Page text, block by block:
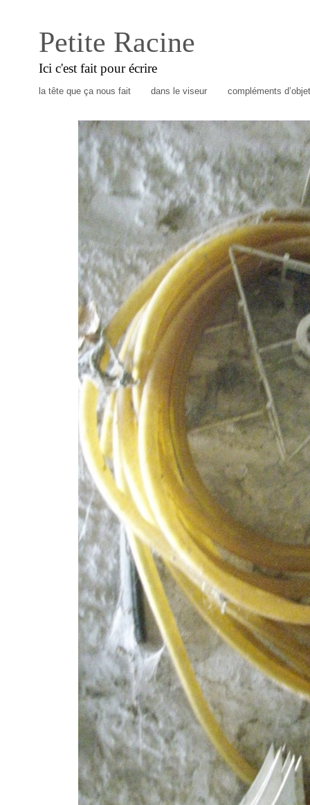
Petite Racine
Ici c'est fait pour écrire
la tête que ça nous fait dans le viseur compléments